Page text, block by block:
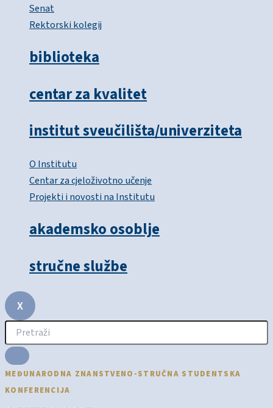
Senat
Rektorski kolegij
biblioteka
centar za kvalitet
institut sveučilišta/univerziteta
O Institutu
Centar za cjeloživotno učenje
Projekti i novosti na Institutu
akademsko osoblje
stručne službe
X
MEĐUNARODNA ZNANSTVENO-STRUČNA STUDENTSKA
KONFERENCIJA